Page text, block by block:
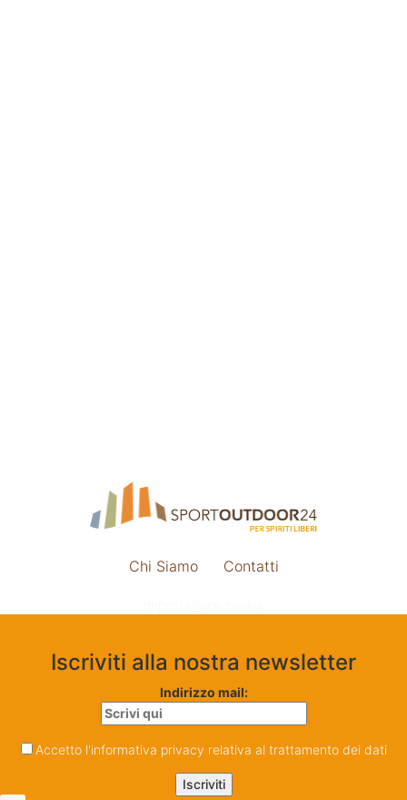
Chi Siamo Contatti
Iscriviti alla nostra newsletter
Indirizzo mail:
Accetto l'informativa privacy relativa al trattamento dei dati